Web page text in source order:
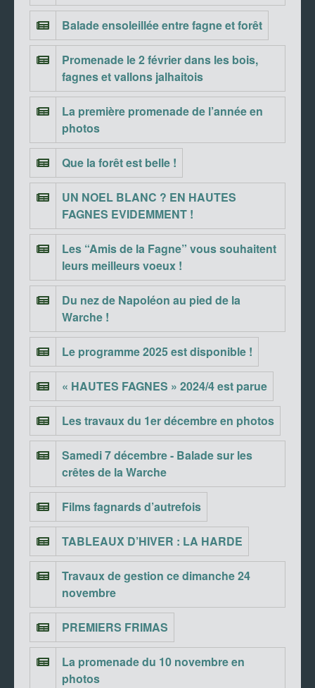
Balade ensoleillée entre fagne et forêt
Promenade le 2 février dans les bois,
fagnes et vallons jalhaitois
La première promenade de l’année en
photos
Que la forêt est belle !
UN NOEL BLANC ? EN HAUTES
FAGNES EVIDEMMENT !
Les “Amis de la Fagne” vous souhaitent
leurs meilleurs voeux !
Du nez de Napoléon au pied de la
Warche !
Le programme 2025 est disponible !
« HAUTES FAGNES » 2024/4 est parue
Les travaux du 1er décembre en photos
Samedi 7 décembre - Balade sur les
crêtes de la Warche
Films fagnards d’autrefois
TABLEAUX D’HIVER : LA HARDE
Travaux de gestion ce dimanche 24
novembre
PREMIERS FRIMAS
La promenade du 10 novembre en
photos